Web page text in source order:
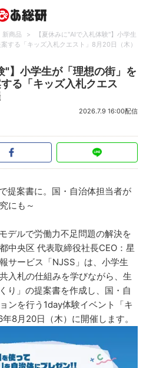
新商品 >
【夏休みに"AIで入札体験"】小学生
する「キッズ入札クエスト」8月20日（木）
"】小学生が「理想の街」を
る「キッズ入札クエス
2026.7.9 16:00配信
提案書に。国・自治体担当者が
にも～
デルで労働力不足問題の解決を
中央区 代表取締役社長CEO：星
サービス「NJSS」は、小学生
入札の仕組みを学びながら、生
り」の提案書を作成し、国・自
ンを行う1day体験イベント「キ
8月20日（木）に開催します。